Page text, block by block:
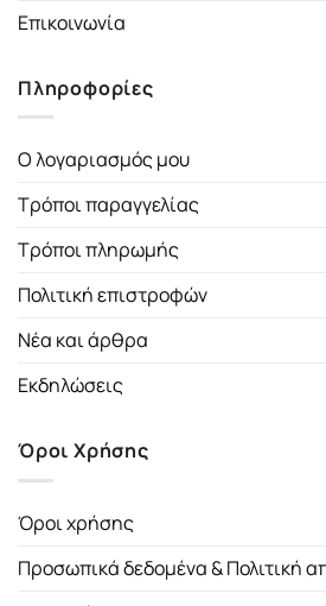
Επικοινωνία
Πληροφορίες
Ο λογαριασμός μου
Τρόποι παραγγελίας
Τρόποι πληρωμής
Πολιτική επιστροφών
Νέα και άρθρα
Εκδηλώσεις
Όροι Χρήσης
Όροι χρήσης
Προσωπικά δεδομένα & Πολιτική